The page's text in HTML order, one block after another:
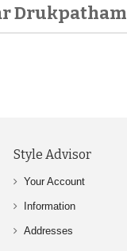
Drukpatham
Style Advisor
Your Account
Information
Addresses